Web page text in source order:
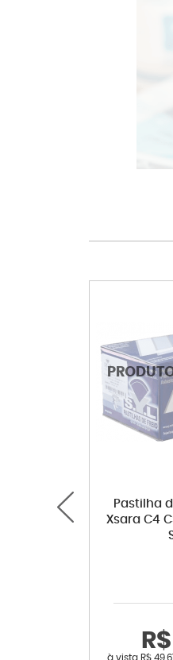
Pastilha
Xsara C4
à vista R$ 49,61